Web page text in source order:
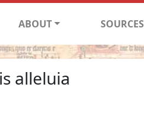
ABOUT SOURCES
alleluia